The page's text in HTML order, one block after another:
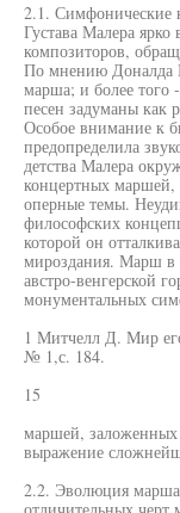
2.1. Симфонические
Густава Малера
композиторов,
По мнению Доналда
марша; и более того
песен задуманы как
Особое внимание к
предопределила
детства Малера
концертных маршей,
оперные темы.
философских
которой он
мироздания. Марш в
австро-венгерской
монументальных
1 Митчелл Д. Мир
№ 1,с. 184.
15
маршей, заложенных
выражение
2.2. Эволюция